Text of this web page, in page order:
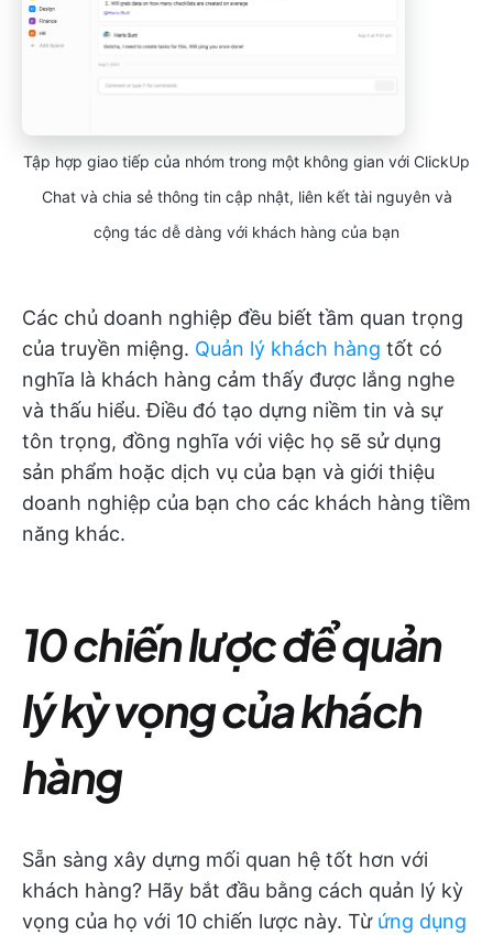
Tập hợp giao tiếp của nhóm trong một không gian với ClickUp
Chat và chia sẻ thông tin cập nhật, liên kết tài nguyên và
cộng tác dễ dàng với khách hàng của bạn
Các chủ doanh nghiệp đều biết tầm quan trọng
của truyền miệng. Quản lý khách hàng tốt có
nghĩa là khách hàng cảm thấy được lắng nghe
và thấu hiểu. Điều đó tạo dựng niềm tin và sự
tôn trọng, đồng nghĩa với việc họ sẽ sử dụng
sản phẩm hoặc dịch vụ của bạn và giới thiệu
doanh nghiệp của bạn cho các khách hàng tiềm
năng khác.
10 chiến lược để quản
lý kỳ vọng của khách
hàng
Sẵn sàng xây dựng mối quan hệ tốt hơn với
khách hàng? Hãy bắt đầu bằng cách quản lý kỳ
vọng của họ với 10 chiến lược này. Từ ứng dụng